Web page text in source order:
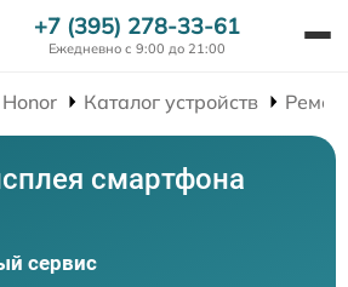
+7 (395) 278-33-61
Ежедневно с 9:00 до 21:00
Каталог устройств
смартфона
сервис